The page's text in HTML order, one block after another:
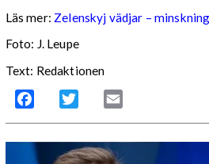
Läs mer: Zelenskyj vädjar –
Foto: J. Leupe
Text: Redaktionen
Facebook Twitter